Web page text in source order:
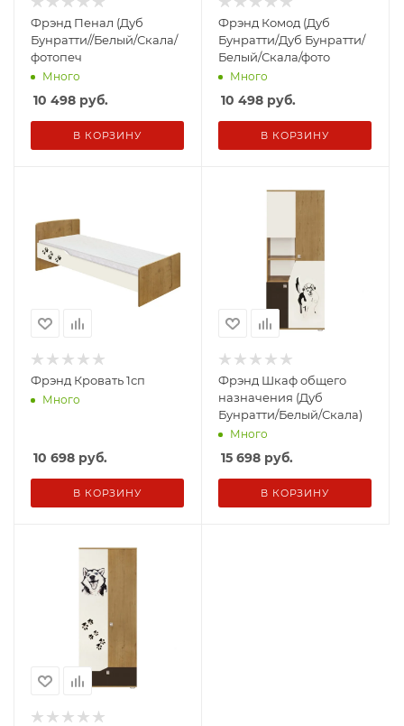
Фрэнд Пенал (Дуб
Бунратти//Белый/Скала/
фотопеч
Много
10 498 руб.
В КОРЗИНУ
Фрэнд Комод (Дуб
Бунратти/Дуб Бунратти/
Белый/Скала/фото
Много
10 498 руб.
В КОРЗИНУ
Фрэнд Кровать 1сп
Много
10 698 руб.
В КОРЗИНУ
Фрэнд Шкаф общего
назначения (Дуб
Бунратти/Белый/Скала)
Много
15 698 руб.
В КОРЗИНУ